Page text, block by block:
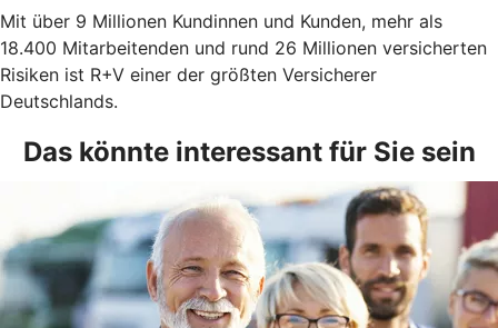
Mit über 9 Millionen Kundinnen und Kunden, mehr als
18.400 Mitarbeitenden und rund 26 Millionen versicherten
Risiken ist R+V einer der größten Versicherer
Deutschlands.
Das könnte interessant für Sie sein